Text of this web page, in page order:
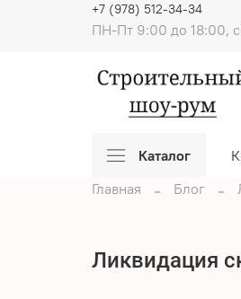
ПН-Пт 9:00 до 18:00,
+7 (978) 512-34-34
Каталог
Главная
Блог
Ликвидация